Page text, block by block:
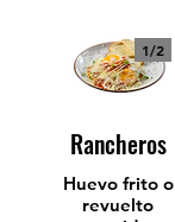
Rancheros
Huevo frito o
revuelto
1/2